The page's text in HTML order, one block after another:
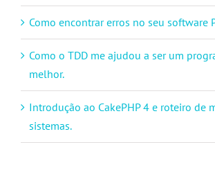
Como encontrar erros no seu software
Como o TDD me ajudou a ser um
melhor.
Introdução ao CakePHP 4 e roteiro de
sistemas.